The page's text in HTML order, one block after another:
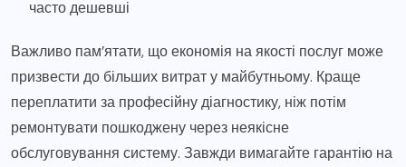
часто дешевші
Важливо пам’ятати, що економія на якості послуг може
призвести до більших витрат у майбутньому. Краще
переплатити за професійну діагностику, ніж потім
ремонтувати пошкоджену через неякісне
обслуговування систему. Завжди вимагайте гарантію на